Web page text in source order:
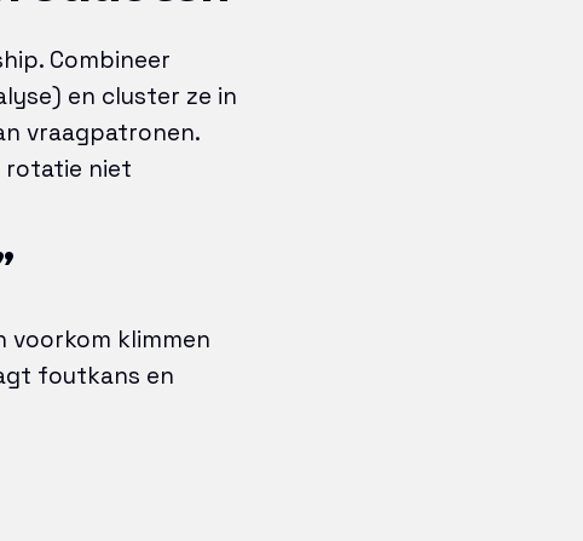
Combineer
en cluster ze in
vraagpatronen.
rotatie niet
voorkom klimmen
foutkans en